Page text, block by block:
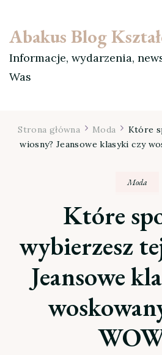
Abakus Blog
Informacje, wydarzenia,
Was
Strona główna Moda
Które
wiosny? Jeansowe klasyki czy
Moda
Które
wybierzesz
Jeansowe